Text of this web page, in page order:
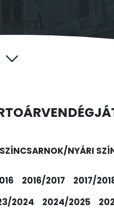
CSARNOK/NYÁRI
2016/2017 2017/
2024 2024/2025